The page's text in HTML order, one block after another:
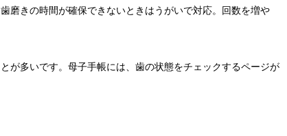
磨きの時間が確保できないときはうがいで対応。回数を増や
が多いです。母子手帳には、歯の状態をチェックするページが